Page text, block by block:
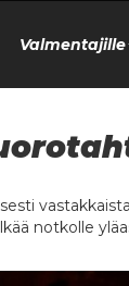
Valmentajille
notkolle